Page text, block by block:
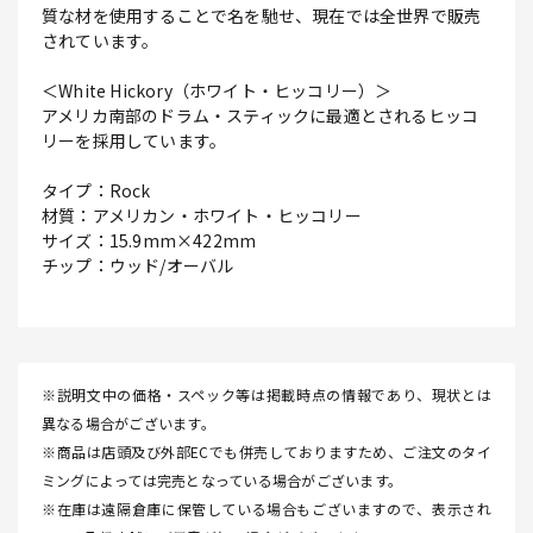
質な材を使用することで名を馳せ、現在では全世界で販売
されています。
＜White Hickory（ホワイト・ヒッコリー）＞
アメリカ南部のドラム・スティックに最適とされるヒッコ
リーを採用しています。
タイプ：Rock
材質：アメリカン・ホワイト・ヒッコリー
サイズ：15.9mm×422mm
チップ：ウッド/オーバル
※説明文中の価格・スペック等は掲載時点の情報であり、現状とは
異なる場合がございます。
※商品は店頭及び外部ECでも併売しておりますため、ご注文のタイ
ミングによっては完売となっている場合がございます。
※在庫は遠隔倉庫に保管している場合もございますので、表示され